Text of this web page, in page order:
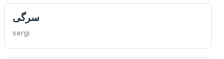
سرگی
sergi